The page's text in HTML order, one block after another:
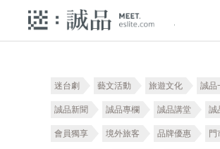
迷台劇 藝文活動 旅遊文化 誠品
誠品新聞 誠品專欄 誠品講堂 誠
會員獨享 境外旅客 品牌優惠 門